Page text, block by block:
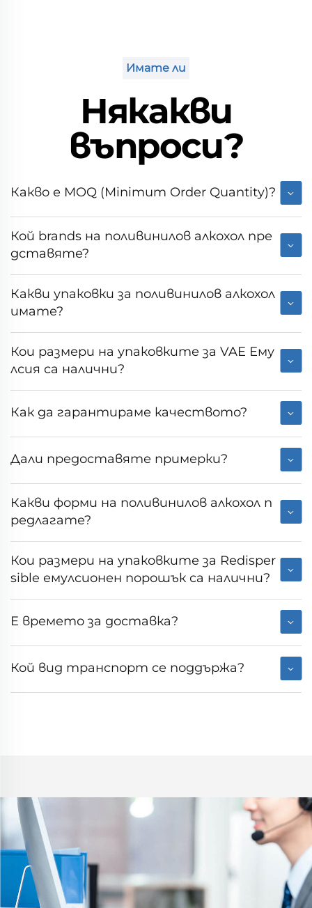
Имате ли
Някакви
въпроси?
Какво е MOQ (Minimum Order Quantity)?
Кой brands на поливинилов алкохол пре
дставяте?
Какви упаковки за поливинилов алкохол
имате?
Кои размери на упаковките за VAE Ему
лсия са налични?
Как да гарантираме качеството?
Дали предоставяте примерки?
Какви форми на поливинилов алкохол п
редлагате?
Кои размери на упаковките за Redisper
sible емулсионен порошък са налични?
Е времето за доставка?
Кой вид транспорт се поддържа?